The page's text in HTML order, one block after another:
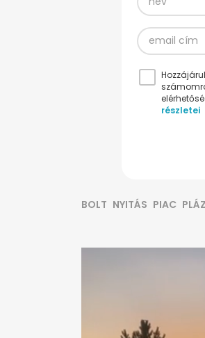
részletei
BOLT NYITÁS PIAC